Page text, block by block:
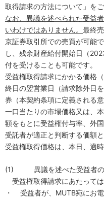
取得請求の方法について」を
なお、異議を述べられた受益
いわけではありません。 最終
京証券取引所での売買が可能
し、残余財産給付開始日（
付を受けることも可能です。
受益権取得請求にかかる価格
終日の翌営業日（請求除外日
券（本契約条項に定義される
一口当たりの市場価格又は、
額をもとに受益権付与率、外
受託者が適正と判断する価額と
受益権取得価格は、本日、適時
(1) 異議を述べた受益者
受益権取得請求にあたっては
・
受益者が、 MUTB宛にお